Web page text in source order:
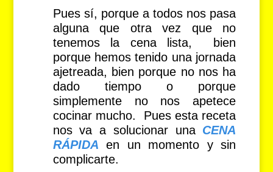
Pues sí, porque a todos nos pasa
alguna que otra vez que no
tenemos la cena lista, bien
porque hemos tenido una jornada
ajetreada, bien porque no nos ha
dado tiempo o porque
simplemente no nos apetece
cocinar mucho. Pues esta receta
nos va a solucionar una CENA
RÁPIDA en un momento y sin
complicarte.